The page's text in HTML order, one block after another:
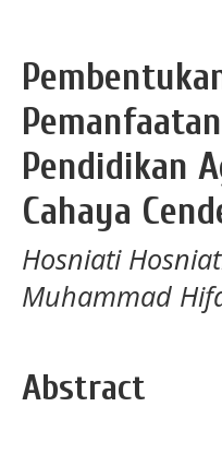
Pendidikan
Cahaya
Hosniati
Muhammad
Abstract